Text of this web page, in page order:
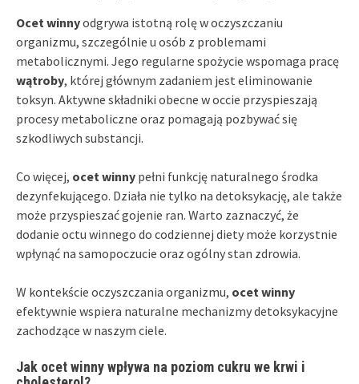
Ocet winnyodgrywa istotną rolę w oczyszczaniu
organizmu, szczególnie u osób z problemami
metabolicznymi. Jego regularne spożycie wspomaga pracę
wątroby, której głównym zadaniem jest eliminowanie
toksyn. Aktywne składniki obecne w occie przyspieszają
procesy metaboliczne oraz pomagają pozbywać się
szkodliwych substancji.
Co więcej, ocet winny pełni funkcję naturalnego środka
dezynfekującego. Działa nie tylko na detoksykację, ale także
może przyspieszać gojenie ran. Warto zaznaczyć, że
dodanie octu winnego do codziennej diety może korzystnie
wpłynąć na samopoczucie oraz ogólny stan zdrowia.
W kontekście oczyszczania organizmu, ocet winny
efektywnie wspiera naturalne mechanizmy detoksykacyjne
zachodzące w naszym ciele.
Jak ocet winny wpływa na poziom cukru we krwi i